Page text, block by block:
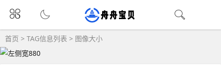
首页 > TAG信息列表 > 图像大小